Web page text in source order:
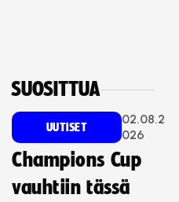
SUOSITTUA
UUTISET
02.08.2
026
Champions Cup
vauhtiin tässä